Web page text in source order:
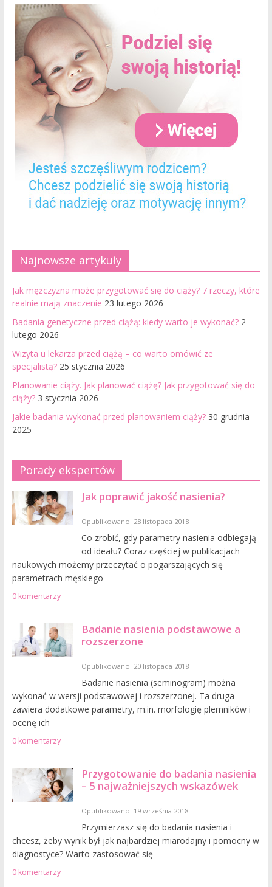
Najnowsze artykuły
Jak mężczyzna może przygotować się do ciąży? 7 rzeczy, które
realnie mają znaczenie 23 lutego 2026
Badania genetyczne przed ciążą: kiedy warto je wykonać? 2
lutego 2026
Wizyta u lekarza przed ciążą – co warto omówić ze
specjalistą? 25 stycznia 2026
Planowanie ciąży. Jak planować ciążę? Jak przygotować się do
ciąży? 3 stycznia 2026
Jakie badania wykonać przed planowaniem ciąży? 30 grudnia
2025
Porady ekspertów
Jak poprawić jakość nasienia?
Opublikowano: 28 listopada 2018
Co zrobić, gdy parametry nasienia odbiegają
od ideału? Coraz częściej w publikacjach
naukowych możemy przeczytać o pogarszających się
parametrach męskiego
0 komentarzy
Badanie nasienia podstawowe a
rozszerzone
Opublikowano: 20 listopada 2018
Badanie nasienia (seminogram) można
wykonać w wersji podstawowej i rozszerzonej. Ta druga
zawiera dodatkowe parametry, m.in. morfologię plemników i
ocenę ich
0 komentarzy
Przygotowanie do badania nasienia
– 5 najważniejszych wskazówek
Opublikowano: 19 września 2018
Przymierzasz się do badania nasienia i
chcesz, żeby wynik był jak najbardziej miarodajny i pomocny w
diagnostyce? Warto zastosować się
0 komentarzy